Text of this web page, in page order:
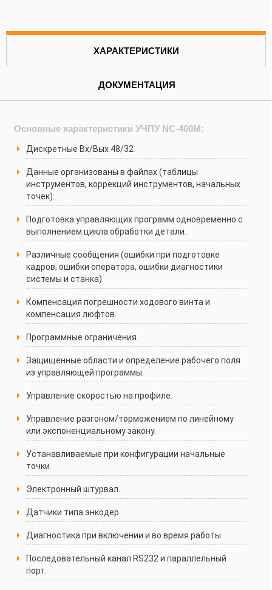
ХАРАКТЕРИСТИКИ
ДОКУМЕНТАЦИЯ
Основные характеристики УЧПУ NC-400M:
Дискретные Вх/Вых 48/32
Данные организованы в файлах (таблицы
инструментов, коррекций инструментов, начальных
точек).
Подготовка управляющих программ одновременно с
выполнением цикла обработки детали.
Различные сообщения (ошибки при подготовке
кадров, ошибки оператора, ошибки диагностики
системы и станка).
Компенсация погрешности ходового винта и
компенсация люфтов.
Программные ограничения.
Защищенные области и определение рабочего поля
из управляющей программы.
Управление скоростью на профиле.
Управление разгоном/торможением по линейному
или экспоненциальному закону.
Устанавливаемые при конфигурации начальные
точки.
Электронный штурвал.
Датчики типа энкодер.
Диагностика при включении и во время работы.
Последовательный канал RS232 и параллельный
порт.